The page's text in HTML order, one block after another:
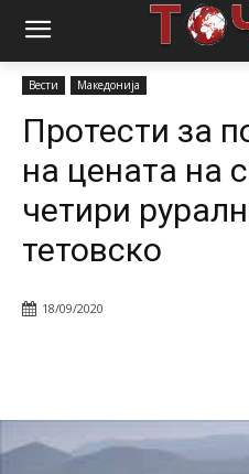
Почетна
Протести за
Вести Македонија
Протести за
на цената на
четири
тетовско
18/09/2020